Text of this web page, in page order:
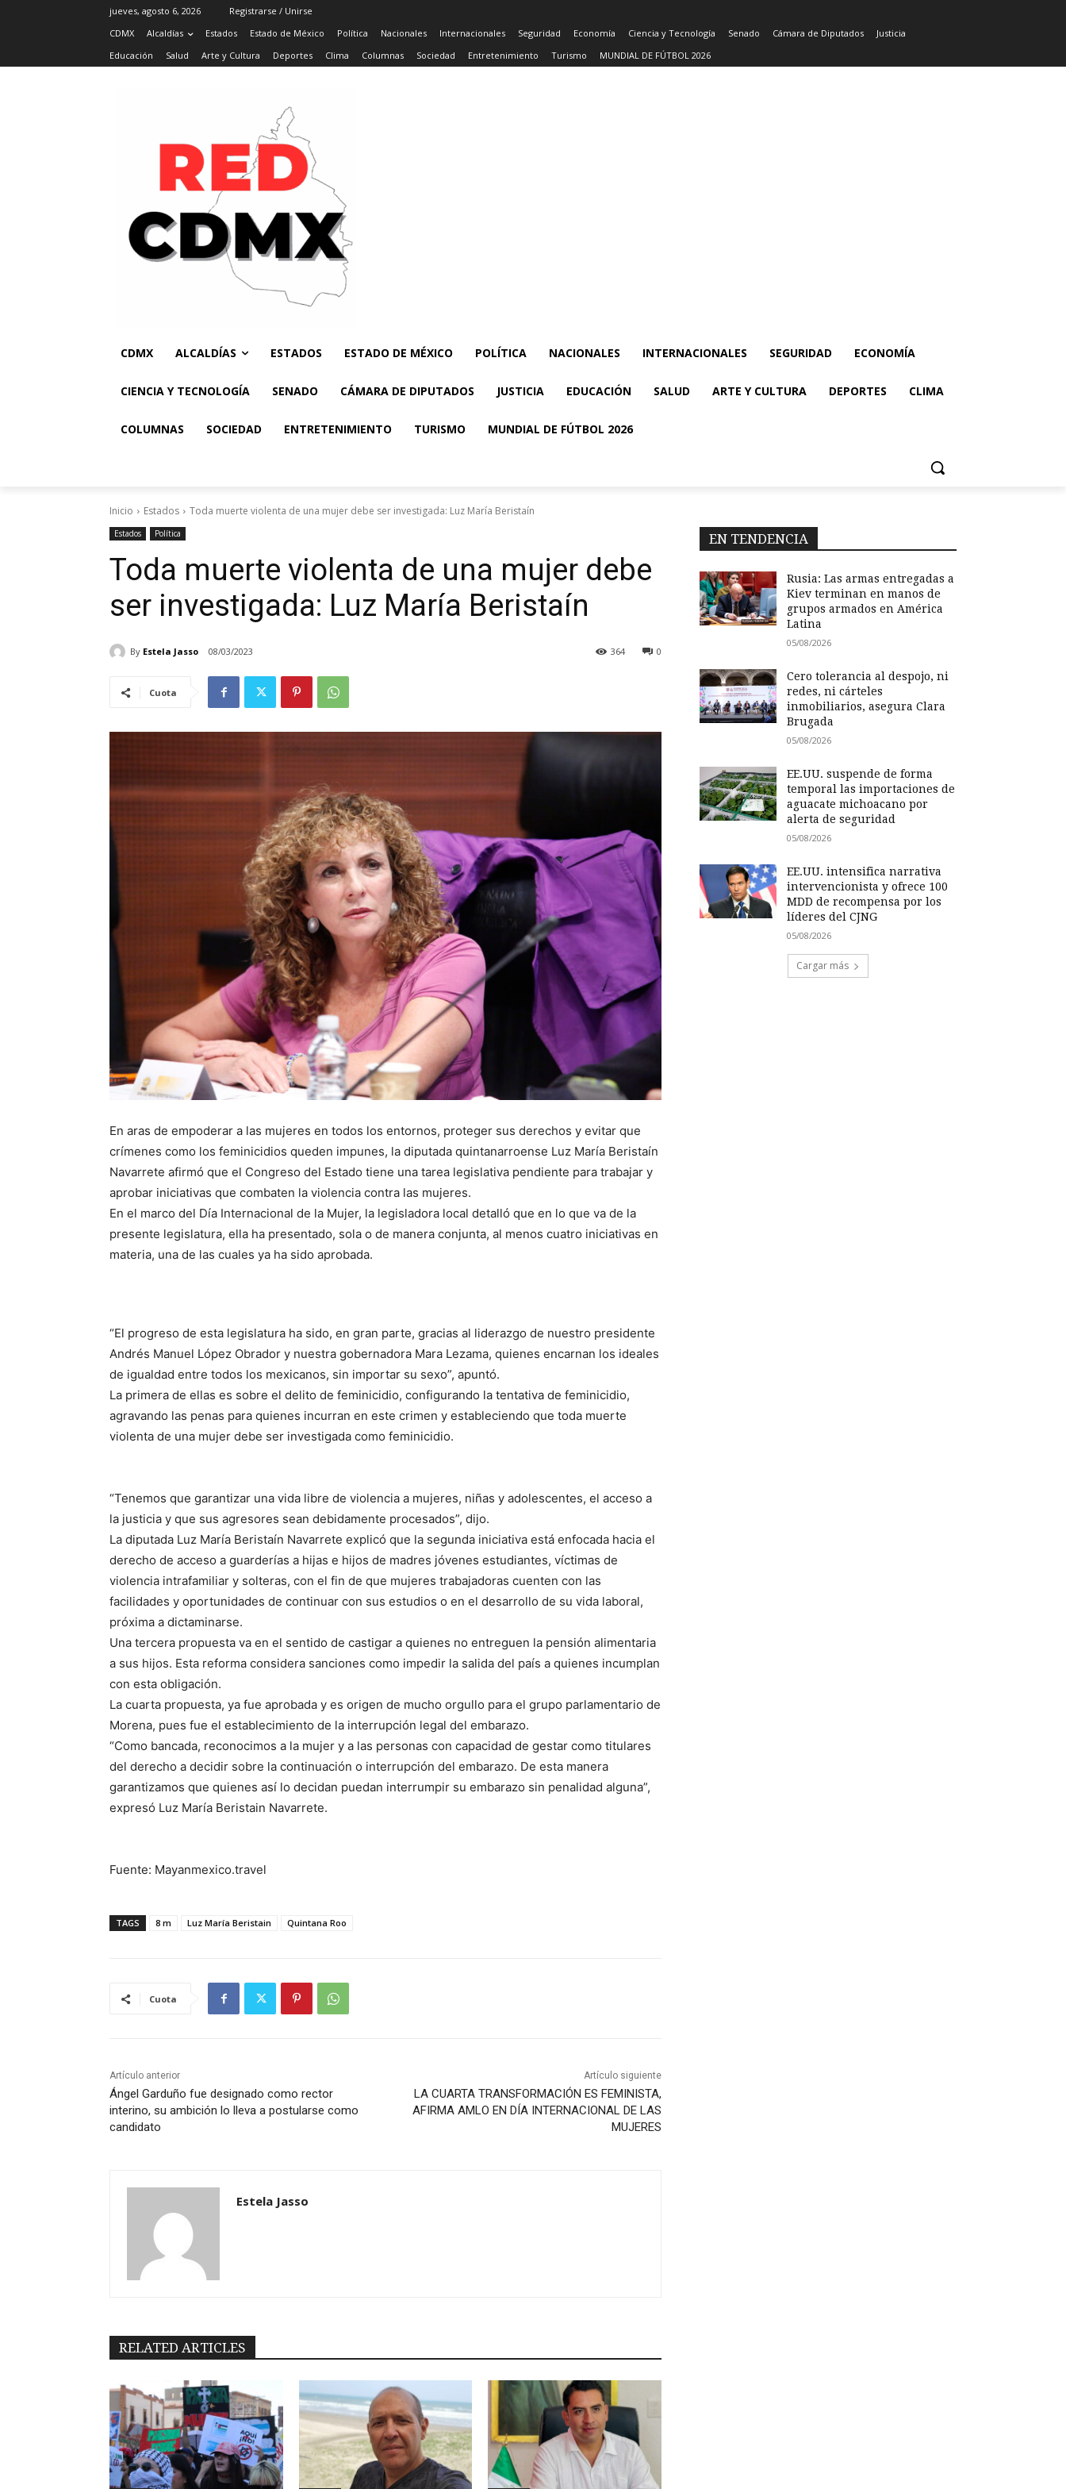
jueves, agosto 6, 2026
Registrarse / Unirse
CDMX
Alcaldías Estados Estado de México Política Nacionales Internacionales Seguridad Economía Ciencia y Tecnología Senado Cámara de Diputados
Justicia
Educación
Salud Arte y Cultura Deportes Clima Columnas Sociedad Entretenimiento Turismo MUNDIAL DE FÚTBOL 2026
CDMX ALCALDÍAS ESTADOS ESTADO DE MÉXICO POLÍTICA NACIONALES INTERNACIONALES SEGURIDAD ECONOMÍA
CIENCIA Y TECNOLOGÍA SENADO CÁMARA DE DIPUTADOS JUSTICIA EDUCACIÓN SALUD ARTE Y CULTURA DEPORTES CLIMA
COLUMNAS SOCIEDAD ENTRETENIMIENTO TURISMO MUNDIAL DE FÚTBOL 2026
Inicio Estados Toda muerte violenta de una mujer debe ser investigada: Luz María Beristaín
Estados Política
Toda muerte violenta de una mujer debe
ser investigada: Luz María Beristaín
By Estela Jasso 08/03/2023 0
364
Cuota
En aras de empoderar a las mujeres en todos los entornos, proteger sus derechos y evitar que
crímenes como los feminicidios queden impunes, la diputada quintanarroense Luz María Beristaín
Navarrete afirmó que el Congreso del Estado tiene una tarea legislativa pendiente para trabajar y
aprobar iniciativas que combaten la violencia contra las mujeres.
En el marco del Día Internacional de la Mujer, la legisladora local detalló que en lo que va de la
presente legislatura, ella ha presentado, sola o de manera conjunta, al menos cuatro iniciativas en
materia, una de las cuales ya ha sido aprobada.
“El progreso de esta legislatura ha sido, en gran parte, gracias al liderazgo de nuestro presidente
Andrés Manuel López Obrador y nuestra gobernadora Mara Lezama, quienes encarnan los ideales
de igualdad entre todos los mexicanos, sin importar su sexo”, apuntó.
La primera de ellas es sobre el delito de feminicidio, configurando la tentativa de feminicidio,
agravando las penas para quienes incurran en este crimen y estableciendo que toda muerte
violenta de una mujer debe ser investigada como feminicidio.
“Tenemos que garantizar una vida libre de violencia a mujeres, niñas y adolescentes, el acceso a
la justicia y que sus agresores sean debidamente procesados”, dijo.
La diputada Luz María Beristaín Navarrete explicó que la segunda iniciativa está enfocada hacia el
derecho de acceso a guarderías a hijas e hijos de madres jóvenes estudiantes, víctimas de
violencia intrafamiliar y solteras, con el fin de que mujeres trabajadoras cuenten con las
facilidades y oportunidades de continuar con sus estudios o en el desarrollo de su vida laboral,
próxima a dictaminarse.
Una tercera propuesta va en el sentido de castigar a quienes no entreguen la pensión alimentaria
a sus hijos. Esta reforma considera sanciones como impedir la salida del país a quienes incumplan
con esta obligación.
La cuarta propuesta, ya fue aprobada y es origen de mucho orgullo para el grupo parlamentario de
Morena, pues fue el establecimiento de la interrupción legal del embarazo.
“Como bancada, reconocimos a la mujer y a las personas con capacidad de gestar como titulares
del derecho a decidir sobre la continuación o interrupción del embarazo. De esta manera
garantizamos que quienes así lo decidan puedan interrumpir su embarazo sin penalidad alguna”,
expresó Luz María Beristain Navarrete.
Fuente: Mayanmexico.travel
TAGS 8 m Luz María Beristain Quintana Roo
Cuota
Artículo anterior
Ángel Garduño fue designado como rector
interino, su ambición lo lleva a postularse como
candidato
Artículo siguiente
LA CUARTA TRANSFORMACIÓN ES FEMINISTA,
AFIRMA AMLO EN DÍA INTERNACIONAL DE LAS
MUJERES
Estela Jasso
RELATED ARTICLES
EN TENDENCIA
Rusia: Las armas entregadas a
Kiev terminan en manos de
grupos armados en América
Latina
05/08/2026
Cero tolerancia al despojo, ni
redes, ni cárteles
inmobiliarios, asegura Clara
Brugada
05/08/2026
EE.UU. suspende de forma
temporal las importaciones de
aguacate michoacano por
alerta de seguridad
05/08/2026
EE.UU. intensifica narrativa
intervencionista y ofrece 100
MDD de recompensa por los
líderes del CJNG
05/08/2026
Cargar más